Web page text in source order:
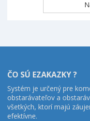
ČO SÚ EZAKAZKY ?
Systém je určený pre
obstarávateľov a
všetkých, ktorí majú
efektívne.